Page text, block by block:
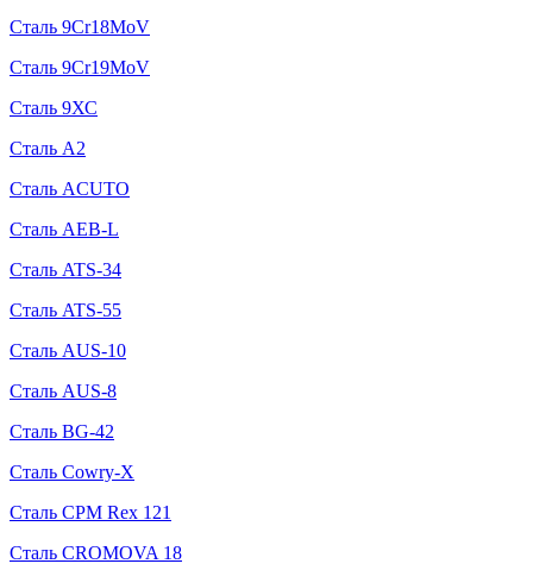
Сталь 9Cr18MoV
Сталь 9Cr19MoV
Сталь 9ХС
Сталь A2
Сталь ACUTO
Сталь AEB-L
Сталь ATS-34
Сталь ATS-55
Сталь AUS-10
Сталь AUS-8
Сталь BG-42
Сталь Cowry-X
Сталь CPM Rex 121
Сталь CROMOVA 18